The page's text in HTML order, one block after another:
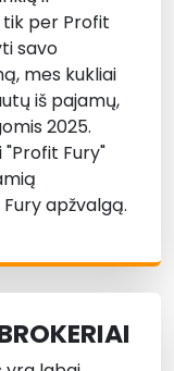
per Profit
savo
mes kukliai
iš pajamų,
2025.
Fury"
apžvalgą.